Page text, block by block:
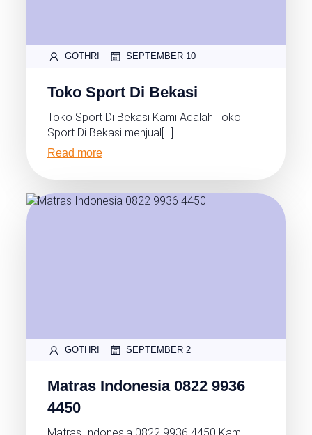
GOTHRI | SEPTEMBER 10
Toko Sport Di Bekasi
Toko Sport Di Bekasi Kami Adalah Toko
Sport Di Bekasi menjual[…]
Read more
GOTHRI | SEPTEMBER 2
Matras Indonesia 0822 9936
4450